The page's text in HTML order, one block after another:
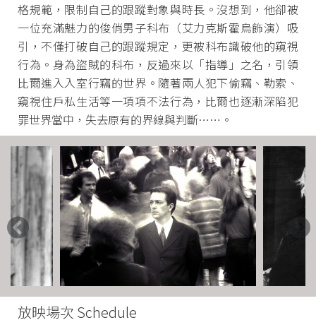
格規範，限制自己的跟蹤對象與時長。沒想到，他卻被
一位充滿魅力的俊俏男子科布（艾力克斯霍烏飾演）吸
引，不僅打破自己的跟蹤規定，更被科布識破他的窺視
行為。身為盜賊的科布，反過來以「指導」之名，引領
比爾進入入室行竊的世界。隨著兩人犯下偷竊、勒索、
窺視住戶私生活等一項項不法行為，比爾也逐漸深陷犯
罪世界當中，失去原有的界線與判斷……。
放映場次 Schedule